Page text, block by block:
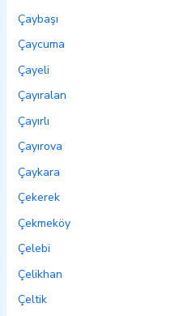
Çaybaşı
Çaycuma
Çayeli
Çayıralan
Çayırlı
Çayırova
Çaykara
Çekerek
Çekmeköy
Çelebi
Çelikhan
Çeltik